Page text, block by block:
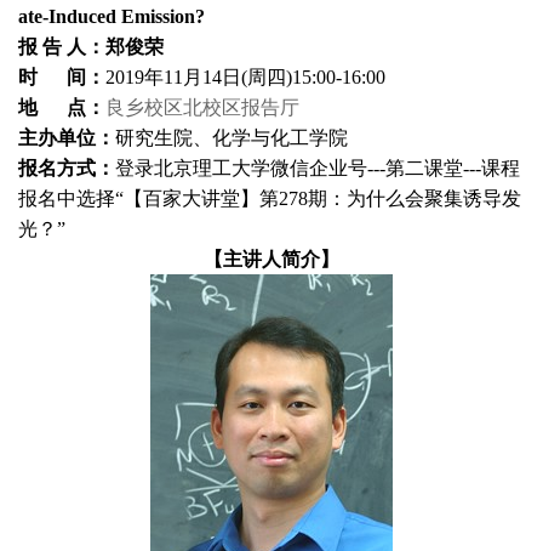
ate-Induced Emission?
报 告 人：郑俊荣
时 间： 2019年11月14日(周四)15:00-16:00
地 点： 良乡校区北校区报告厅
主办单位： 研究生院、化学与化工学院
报名方式： 登录北京理工大学微信企业号---第二课堂---课程
报名中选择“【百家大讲堂】第278期：为什么会聚集诱导发
光？”
【主讲人简介】